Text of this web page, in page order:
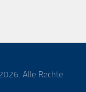
Alle Rechte